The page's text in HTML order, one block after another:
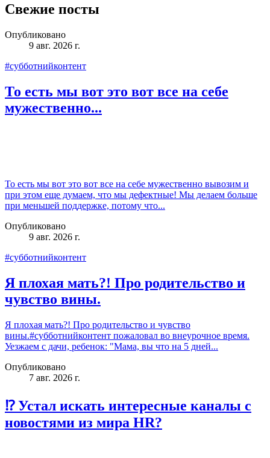
Свежие посты
Опубликовано
9 авг. 2026 г.
#субботнийконтент
То есть мы вот это вот все на себе
мужественно...
То есть мы вот это вот все на себе мужественно вывозим и
при этом еще думаем, что мы дефектные! Мы делаем больше
при меньшей поддержке, потому что...
Опубликовано
9 авг. 2026 г.
#субботнийконтент
Я плохая мать?! Про родительство и
чувство вины.
Я плохая мать?! Про родительство и чувство
вины.#субботнийконтент пожаловал во внеурочное время.
Уезжаем с дачи, ребенок: "Мама, вы что на 5 дней...
Опубликовано
7 авг. 2026 г.
⁉️ Устал искать интересные каналы с
новостями из мира HR?